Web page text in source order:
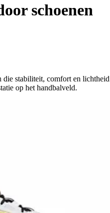
schoenen
die stabiliteit, comfort en lichtheid
op het handbalveld.